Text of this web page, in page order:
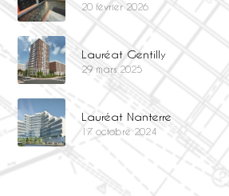
20 février 2026
Lauréat Gentilly
29 mars 2025
Lauréat Nanterre
17 octobre 2024